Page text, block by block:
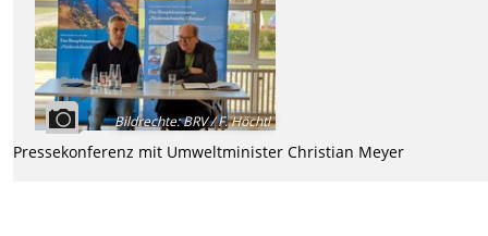
Bildrechte:BRV / F. Höchtl
Pressekonferenz mit Umweltminister Christian Meyer